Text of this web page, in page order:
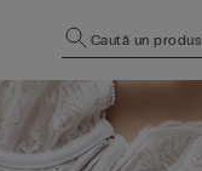
Caută un produs